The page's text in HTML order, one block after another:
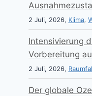
2 Juli, 2026, Klima,
Intensivierung
Vorbereitung
2 Juli, 2026,
Der globale